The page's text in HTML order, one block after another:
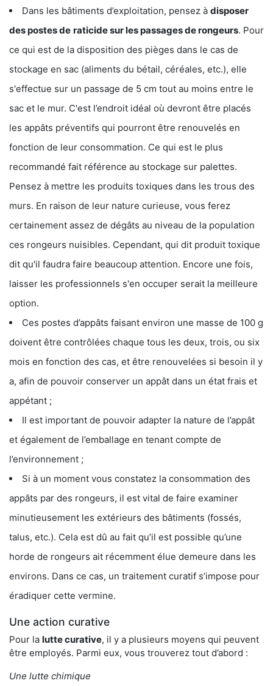
Dans les bâtiments d’exploitation, pensez à disposer
des postes de raticide sur les passages de rongeurs. Pour
ce qui est de la disposition des pièges dans le cas de
stockage en sac (aliments du bétail, céréales, etc.), elle
s'effectue sur un passage de 5 cm tout au moins entre le
sac et le mur. C'est l’endroit idéal où devront être placés
les appâts préventifs qui pourront être renouvelés en
fonction de leur consommation. Ce qui est le plus
recommandé fait référence au stockage sur palettes.
Pensez à mettre les produits toxiques dans les trous des
murs. En raison de leur nature curieuse, vous ferez
certainement assez de dégâts au niveau de la population
ces rongeurs nuisibles. Cependant, qui dit produit toxique
dit qu'il faudra faire beaucoup attention. Encore une fois,
laisser les professionnels s'en occuper serait la meilleure
option.
Ces postes d’appâts faisant environ une masse de 100 g
doivent être contrôlées chaque tous les deux, trois, ou six
mois en fonction des cas, et être renouvelées si besoin il y
a, afin de pouvoir conserver un appât dans un état frais et
appétant ;
Il est important de pouvoir adapter la nature de l’appât
et également de l’emballage en tenant compte de
l’environnement ;
Si à un moment vous constatez la consommation des
appâts par des rongeurs, il est vital de faire examiner
minutieusement les extérieurs des bâtiments (fossés,
talus, etc.). Cela est dû au fait qu’il est possible qu’une
horde de rongeurs ait récemment élue demeure dans les
environs. Dans ce cas, un traitement curatif s’impose pour
éradiquer cette vermine.
Une action curative
Pour la lutte curative, il y a plusieurs moyens qui peuvent
être employés. Parmi eux, vous trouverez tout d’abord :
Une lutte chimique